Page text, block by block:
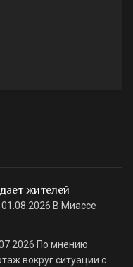
жителей
01.08.2026 В Миассе
По мнению
вокруг ситуации с